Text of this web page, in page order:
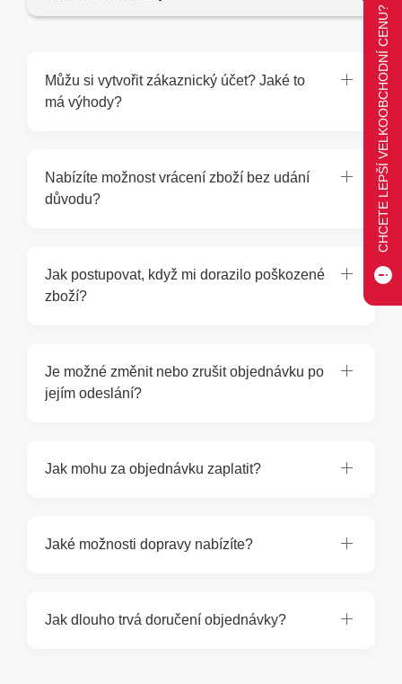
Můžu si vytvořit zákaznický účet? Jaké to
má výhody?
Nabízíte možnost vrácení zboží bez udání
důvodu?
Jak postupovat, když mi dorazilo poškozené
zboží?
Je možné změnit nebo zrušit objednávku po
jejím odeslání?
Jak mohu za objednávku zaplatit?
Jaké možnosti dopravy nabízíte?
Jak dlouho trvá doručení objednávky?
CHCETE LEPŠÍ VELKOOBCHODNÍ CENU?